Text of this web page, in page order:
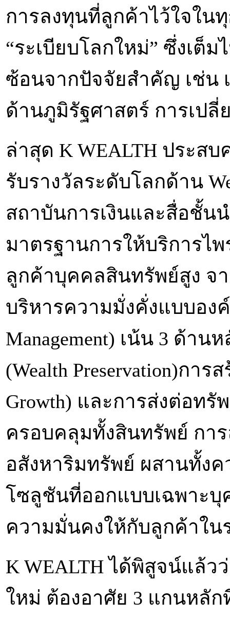
การลงทุนที่ลูกค้าไว้ใจใน
“ระเบียบโลกใหม่” ซึ่งเต็
ซ้อนจากปัจจัยสำคัญ เช่น
ด้านภูมิรัฐศาสตร์ การเป
ล่าสุด K WEALTH ประส
รับรางวัลระดับโลกด้าน
สถาบันการเงินและสื่อชั้น
มาตรฐานการให้บริการไ
ลูกค้าบุคคลสินทรัพย์สูง จ
บริหารความมั่งคั่งแบบองค์
Management) เน้น 3 ด้า
(Wealth Preservation)การ
Growth) และการส่งต่อทรั
ครอบคลุมทั้งสินทรัพย์ กา
อสังหาริมทรัพย์ ผสานทั้ง
โซลูชันที่ออกแบบเฉพาะบุ
ความมั่นคงให้กับลูกค้าใน
K WEALTH ได้พิสูจน์แล้
ใหม่ ต้องอาศัย 3 แกนหลั